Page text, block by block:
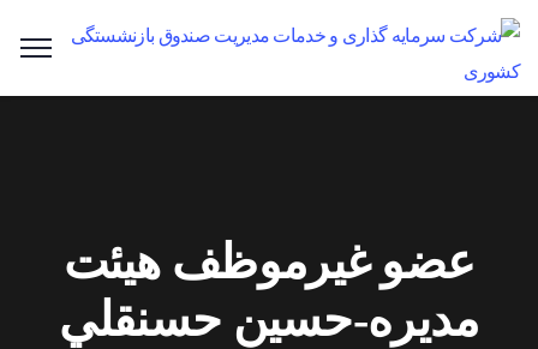
عضو غیرموظف هیئت
مدیره-حسين حسنقلي